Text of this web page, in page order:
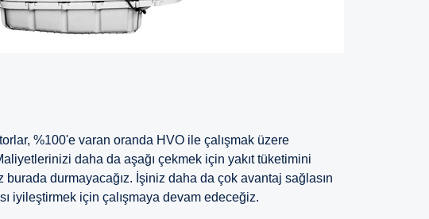
%100'e varan oranda HVO ile çalışmak üzere
daha da aşağı çekmek için yakıt tüketimini
burada durmayacağız. İşiniz daha da çok avantaj sağlasın
iyileştirmek için çalışmaya devam edeceğiz.